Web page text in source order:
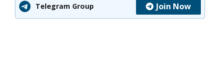
Telegram Group Join Now